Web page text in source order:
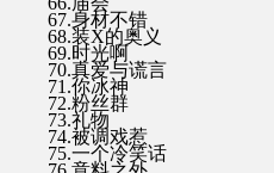
67.身材不错
68.装X的奥义
69.时光啊
70.真爱与谎言
71.你冰神
72.粉丝群
73.礼物
74.被调戏惹
75.一个冷笑话